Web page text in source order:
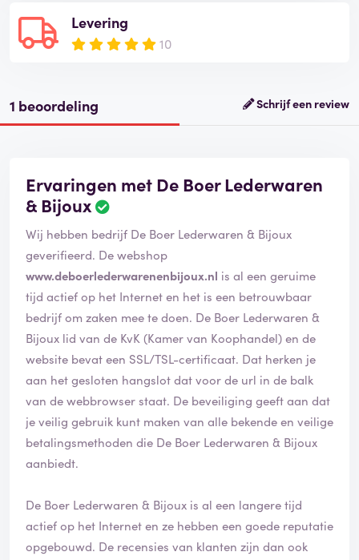
Levering
10
1 beoordeling Schrijf een review
Ervaringen met De Boer Lederwaren
& Bijoux
Wij hebben bedrijf De Boer Lederwaren & Bijoux
geverifieerd. De webshop
www.deboerlederwarenenbijoux.nl is al een geruime
tijd actief op het Internet en het is een betrouwbaar
bedrijf om zaken mee te doen. De Boer Lederwaren &
Bijoux lid van de KvK (Kamer van Koophandel) en de
website bevat een SSL/TSL-certificaat. Dat herken je
aan het gesloten hangslot dat voor de url in de balk
van de webbrowser staat. De beveiliging geeft aan dat
je veilig gebruik kunt maken van alle bekende en veilige
betalingsmethoden die De Boer Lederwaren & Bijoux
aanbiedt.
De Boer Lederwaren & Bijoux is al een langere tijd
actief op het Internet en ze hebben een goede reputatie
opgebouwd. De recensies van klanten zijn dan ook